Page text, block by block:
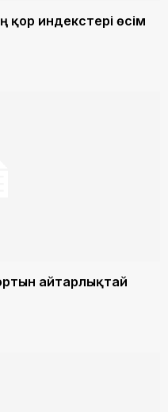
қор индекстері өсім
айтарлықтай